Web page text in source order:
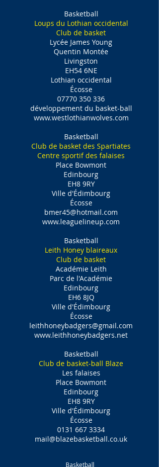
Basketball
Loups du Lothian occidental
Club de basket
Lycée James Young
Quentin Montée
Livingston
EH54 6NE
Lothian occidental
Écosse
07770 350 336
développement du basket-ball
www.westlothianwolves.com
Basketball
Club de basket des Spartiates
Centre sportif des falaises
Place Bowmont
Edinbourg
EH8 9RY
Ville d'Édimbourg
Écosse
bmer45@hotmail.com
www.leaguelineup.com
Basketball
Leith Honey blaireaux
Club de basket
Académie Leith
Parc de l'Académie
Edinbourg
EH6 8JQ
Ville d'Édimbourg
Écosse
leithhoneybadgers@gmail.com
www.leithhoneybadgers.net
Basketball
Club de basket-ball Blaze
Les falaises
Place Bowmont
Edinbourg
EH8 9RY
Ville d'Édimbourg
Écosse
0131 667 3334
mail@blazebasketball.co.uk
Basketball